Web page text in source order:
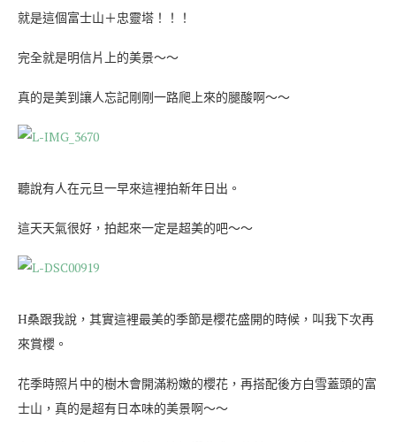
就是這個富士山＋忠靈塔！！！
完全就是明信片上的美景～～
真的是美到讓人忘記剛剛一路爬上來的腿酸啊～～
聽說有人在元旦一早來這裡拍新年日出。
這天天氣很好，拍起來一定是超美的吧～～
H桑跟我說，其實這裡最美的季節是櫻花盛開的時候，叫我下次再
來賞櫻。
花季時照片中的樹木會開滿粉嫩的櫻花，再搭配後方白雪蓋頭的富
士山，真的是超有日本味的美景啊～～